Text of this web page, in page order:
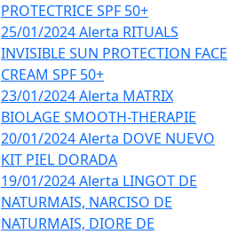
PROTECTRICE SPF 50+
25/01/2024 Alerta RITUALS
INVISIBLE SUN PROTECTION FACE
CREAM SPF 50+
23/01/2024 Alerta MATRIX
BIOLAGE SMOOTH-THERAPIE
20/01/2024 Alerta DOVE NUEVO
KIT PIEL DORADA
19/01/2024 Alerta LINGOT DE
NATURMAIS, NARCISO DE
NATURMAIS, DIORE DE